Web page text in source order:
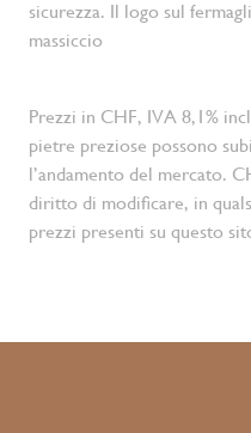
sicurezza. Il logo sul
massiccio
Prezzi in CHF, IVA 8,1%
pietre preziose possono
l’andamento del mercato.
diritto di modificare, in
prezzi presenti su questo